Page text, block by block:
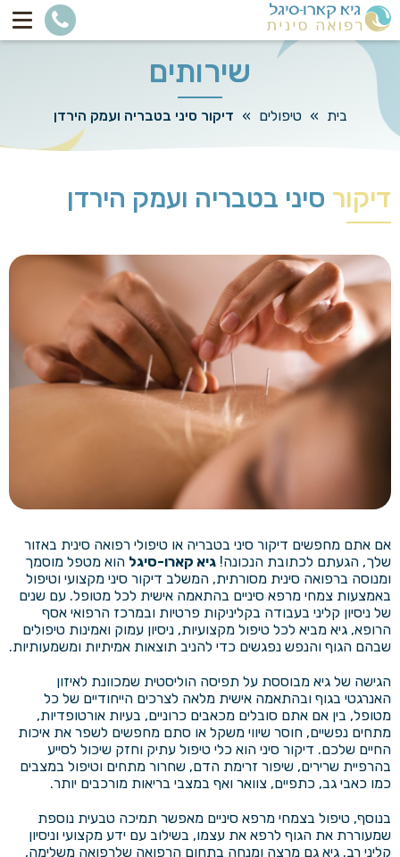
שירותים
בית » טיפולים » דיקור סיני בטבריה ועמק הירדן
דיקור סיני בטבריה ועמק הירדן
אם אתם מחפשים דיקור סיני בטבריה או טיפולי רפואה סינית באזור
שלך, הגעתם לכתובת הנכונה! גיא קארו-סיגל הוא מטפל מוסמך
ומנוסה ברפואה סינית מסורתית, המשלב דיקור סיני מקצועי וטיפול
באמצעות צמחי מרפא סיניים בהתאמה אישית לכל מטופל. עם שנים
של ניסיון קליני בעבודה בקליניקות פרטיות ובמרכז הרפואי אסף
הרופא, גיא מביא לכל טיפול מקצועיות, ניסיון עמוק ואמינות טיפולים
שבהם הגוף והנפש נפגשים כדי להניב תוצאות אמיתיות ומשמעותיות.
הגישה של גיא מבוססת על תפיסה הוליסטית שמכוונת לאיזון
האנרגטי בגוף ובהתאמה אישית מלאה לצרכים הייחודיים של כל
מטופל, בין אם אתם סובלים מכאבים כרוניים, בעיות אורטופדיות,
מתחים נפשיים, חוסר שיווי משקל או סתם מחפשים לשפר את איכות
החיים שלכם. דיקור סיני הוא כלי טיפול עתיק וחזק שיכול לסייע
בהרפיית שרירים, שיפור זרימת הדם, שחרור מתחים וטיפול במצבים
כמו כאבי גב, כתפיים, צוואר ואף במצבי בריאות מורכבים יותר.
בנוסף, טיפול בצמחי מרפא סיניים מאפשר תמיכה טבעית נוספת
שמעוררת את הגוף לרפא את עצמו, בשילוב עם ידע מקצועי וניסיון
קליני רב. גיא גם מרצה ומנחה בתחום הרפואה שלרפואה משלימה,